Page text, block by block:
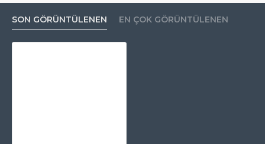
SON GÖRÜNTÜLENEN EN ÇOK GÖRÜNTÜLENEN